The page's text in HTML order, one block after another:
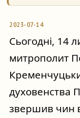
2023-07-14
Сьогодні, 14
митрополит
духовенства
звершив чин